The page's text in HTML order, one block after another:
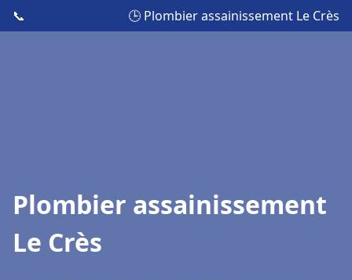
📞 🕒 Plombier assainissement Le Crès
Plombier assainissement
Le Crès